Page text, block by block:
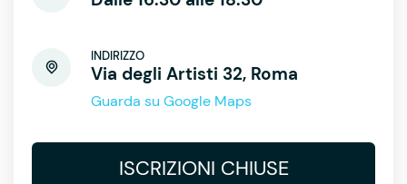
INDIRIZZO
Via degli Artisti 32, Roma
Guarda su Google Maps
ISCRIZIONI CHIUSE